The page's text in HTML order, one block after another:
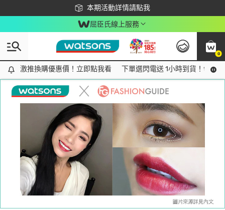
本期活動詳情請點我
下載app最高回饋$350
屈臣氏線上服務
0
激推換購優惠價！立即點我看
激推換購優惠價！立即點我看 下單選閃電送 1小時到貨！領神
Tag:職場妝容1 item(s) found